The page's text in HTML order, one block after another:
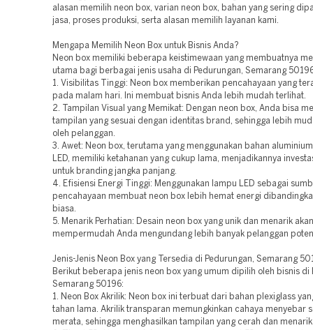
alasan memilih neon box, varian neon box, bahan yang sering
jasa, proses produksi, serta alasan memilih layanan kami.
Mengapa Memilih Neon Box untuk Bisnis Anda?
Neon box memiliki beberapa keistimewaan yang membuatnya
utama bagi berbagai jenis usaha di Pedurungan, Semarang
1. Visibilitas Tinggi: Neon box memberikan pencahayaan yang
pada malam hari. Ini membuat bisnis Anda lebih mudah terlihat.
2. Tampilan Visual yang Memikat: Dengan neon box, Anda bisa
tampilan yang sesuai dengan identitas brand, sehingga lebih
oleh pelanggan.
3. Awet: Neon box, terutama yang menggunakan bahan
LED, memiliki ketahanan yang cukup lama, menjadikannya
untuk branding jangka panjang.
4. Efisiensi Energi Tinggi: Menggunakan lampu LED sebagai
pencahayaan membuat neon box lebih hemat energi
biasa.
5. Menarik Perhatian: Desain neon box yang unik dan menarik akan
mempermudah Anda mengundang lebih banyak pelanggan
Jenis-Jenis Neon Box yang Tersedia di Pedurungan, Semarang
Berikut beberapa jenis neon box yang umum dipilih oleh bisnis di
Semarang 50196:
1. Neon Box Akrilik: Neon box ini terbuat dari bahan plexiglass
tahan lama. Akrilik transparan memungkinkan cahaya menyebar
merata, sehingga menghasilkan tampilan yang cerah dan